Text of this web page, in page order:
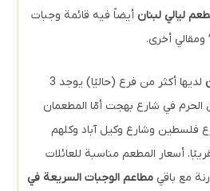
ليالي لبنان أيضاً فيه قائمة وجبات
أخرى.
لديها أكثر من فرع (حاليًا) يوجد 3
في شارع بهجت أمّا المطعمان
فلسطين وشارع وكيل آباد وكلهم
أسعار المطعم مناسبة للعائلات
مع باقيمطاعم الوجبات السريعة في